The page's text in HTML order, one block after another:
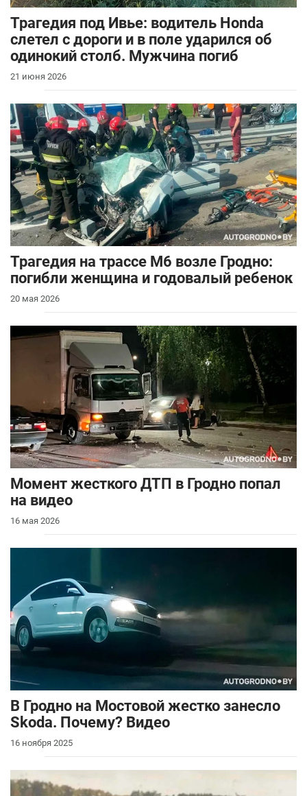
Трагедия под Ивье: водитель Honda
слетел с дороги и в поле ударился об
одинокий столб. Мужчина погиб
21 июня 2026
Трагедия на трассе М6 возле Гродно:
погибли женщина и годовалый ребенок
20 мая 2026
Момент жесткого ДТП в Гродно попал
на видео
16 мая 2026
В Гродно на Мостовой жестко занесло
Skoda. Почему? Видео
16 ноября 2025